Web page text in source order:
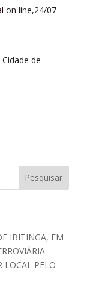
on line,24/07-
de
IBITINGA, EM
LOCAL PELO